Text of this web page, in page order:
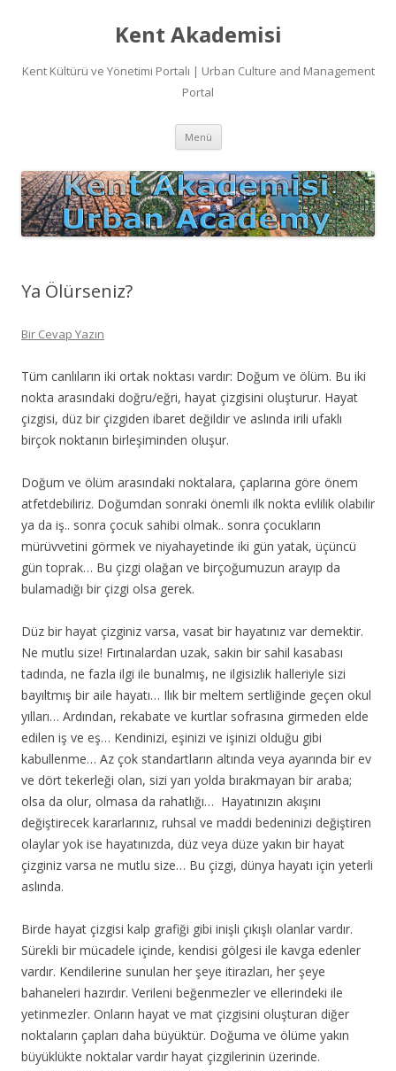
Kent Akademisi
Kent Kültürü ve Yönetimi Portalı | Urban Culture and Management
Portal
Menü İçeriğe
Ya Ölürseniz?
Bir Cevap Yazın
Tüm canlıların iki ortak noktası vardır: Doğum ve ölüm. Bu iki
nokta arasındaki doğru/eğri, hayat çizgisini oluşturur. Hayat
çizgisi, düz bir çizgiden ibaret değildir ve aslında irili ufaklı
birçok noktanın birleşiminden oluşur.
Doğum ve ölüm arasındaki noktalara, çaplarına göre önem
atfetdebiliriz. Doğumdan sonraki önemli ilk nokta evlilik olabilir
ya da iş.. sonra çocuk sahibi olmak.. sonra çocukların
mürüvvetini görmek ve niyahayetinde iki gün yatak, üçüncü
gün toprak… Bu çizgi olağan ve birçoğumuzun arayıp da
bulamadığı bir çizgi olsa gerek.
Düz bir hayat çizginiz varsa, vasat bir hayatınız var demektir.
Ne mutlu size! Fırtınalardan uzak, sakin bir sahil kasabası
tadında, ne fazla ilgi ile bunalmış, ne ilgisizlik halleriyle sizi
bayıltmış bir aile hayatı… Ilık bir meltem sertliğinde geçen okul
yılları… Ardından, rekabate ve kurtlar sofrasına girmeden elde
edilen iş ve eş… Kendinizi, eşinizi ve işinizi olduğu gibi
kabullenme… Az çok standartların altında veya ayarında bir ev
ve dört tekerleği olan, sizi yarı yolda bırakmayan bir araba;
olsa da olur, olmasa da rahatlığı… Hayatınızın akışını
değiştirecek kararlarınız, ruhsal ve maddi bedeninizi değiştiren
olaylar yok ise hayatınızda, düz veya düze yakın bir hayat
çizginiz varsa ne mutlu size… Bu çizgi, dünya hayatı için yeterli
aslında.
Birde hayat çizgisi kalp grafiği gibi inişli çıkışlı olanlar vardır.
Sürekli bir mücadele içinde, kendisi gölgesi ile kavga edenler
vardır. Kendilerine sunulan her şeye itirazları, her şeye
bahaneleri hazırdır. Verileni beğenmezler ve ellerindeki ile
yetinmezler. Onların hayat ve mat çizgisini oluşturan diğer
noktaların çapları daha büyüktür. Doğuma ve ölüme yakın
büyüklükte noktalar vardır hayat çizgilerinin üzerinde.